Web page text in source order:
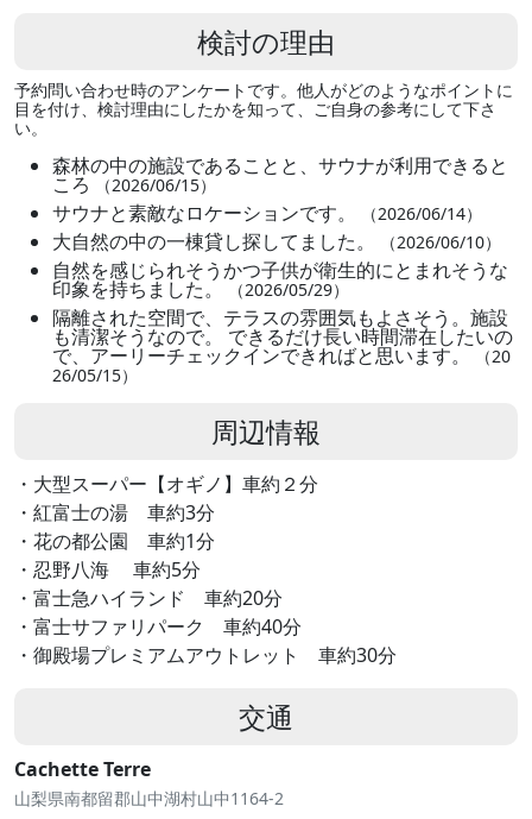
検討の理由
予約問い合わせ時のアンケートです。他人がどのようなポイントに
目を付け、検討理由にしたかを知って、ご自身の参考にして下さ
い。
森林の中の施設であることと、サウナが利用できると
ころ （2026/06/15）
サウナと素敵なロケーションです。 （2026/06/14）
大自然の中の一棟貸し探してました。 （2026/06/10）
自然を感じられそうかつ子供が衛生的にとまれそうな
印象を持ちました。 （2026/05/29）
隔離された空間で、テラスの雰囲気もよさそう。施設
も清潔そうなので。 できるだけ長い時間滞在したいの
で、アーリーチェックインできればと思います。 （20
26/05/15）
周辺情報
・大型スーパー【オギノ】車約２分
・紅富士の湯 車約3分
・花の都公園 車約1分
・忍野八海 車約5分
・富士急ハイランド 車約20分
・富士サファリパーク 車約40分
・御殿場プレミアムアウトレット 車約30分
交通
Cachette Terre
山梨県南都留郡山中湖村山中1164-2